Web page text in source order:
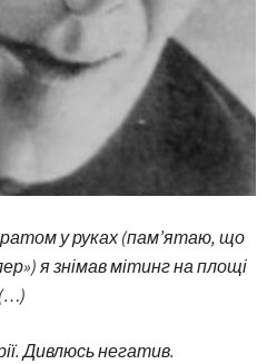
у руках (пам’ятаю, що
я знімав мітинг на площі
Дивлюсь негатив.